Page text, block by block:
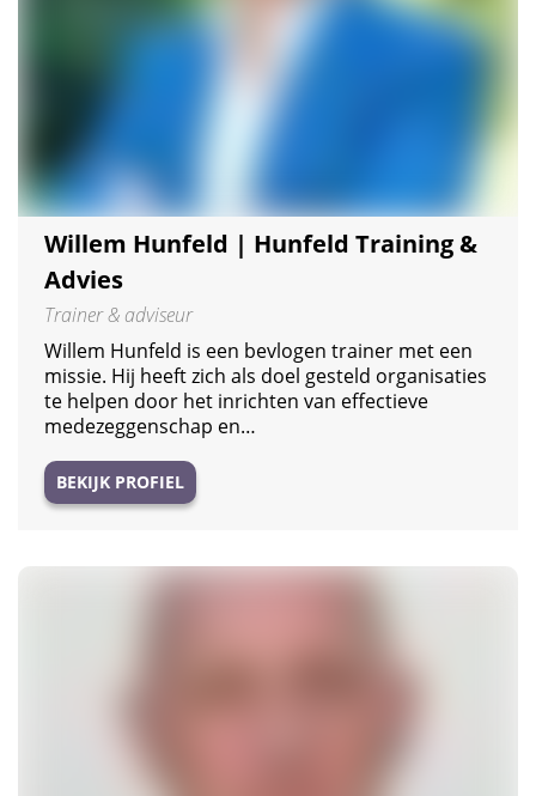
Willem Hunfeld | Hunfeld Training &
Advies
Trainer & adviseur
Willem Hunfeld is een bevlogen trainer met een
missie. Hij heeft zich als doel gesteld organisaties
te helpen door het inrichten van effectieve
medezeggenschap en…
BEKIJK PROFIEL